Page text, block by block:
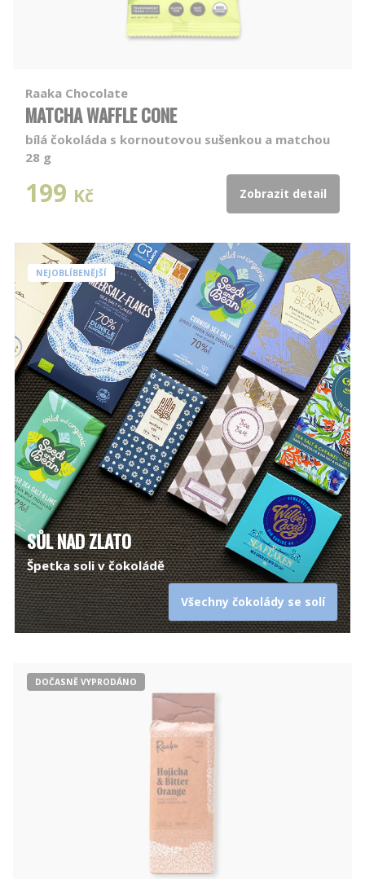
Raaka Chocolate
MATCHA WAFFLE CONE
bílá čokoláda s kornoutovou sušenkou a matchou
28 g
199 Kč Zobrazit detail
NEJOBLÍBENĚJŠÍ
SŮL NAD ZLATO
Špetka soli v čokoládě
Všechny čokolády se solí
DOČASNĚ VYPRODÁNO